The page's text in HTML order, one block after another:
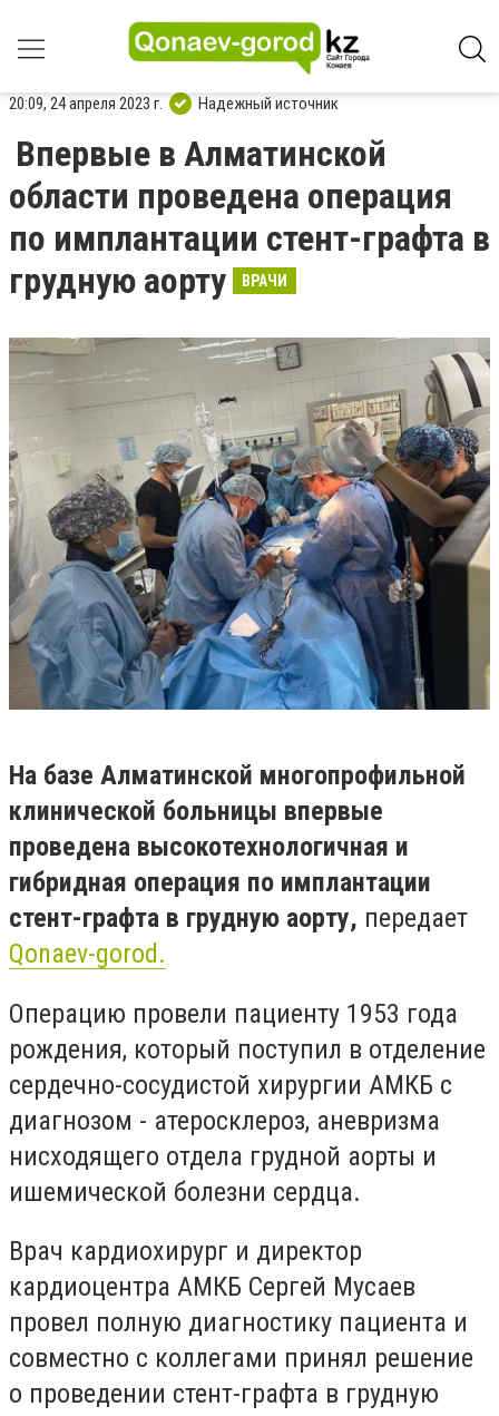
20:09, 24 апреля 2023 г. Надежный источник
Впервые в Алматинской
области проведена операция
по имплантации стент-графта в
грудную аорту
ВРАЧИ
На базе Алматинской многопрофильной
клинической больницы впервые
проведена высокотехнологичная и
гибридная операция по имплантации
стент-графта в грудную аорту, передает
Qonaev-gorod.
Операцию провели пациенту 1953 года
рождения, который поступил в отделение
сердечно-сосудистой хирургии АМКБ с
диагнозом - атеросклероз, аневризма
нисходящего отдела грудной аорты и
ишемической болезни сердца.
Врач кардиохирург и директор
кардиоцентра АМКБ Сергей Мусаев
провел полную диагностику пациента и
совместно с коллегами принял решение
о проведении стент-графта в грудную